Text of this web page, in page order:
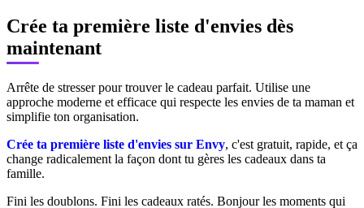
Crée ta première liste d'envies dès
maintenant
Arrête de stresser pour trouver le cadeau parfait. Utilise une
approche moderne et efficace qui respecte les envies de ta maman et
simplifie ton organisation.
Crée ta première liste d'envies sur Envy, c'est gratuit, rapide, et ça
change radicalement la façon dont tu gères les cadeaux dans ta
famille.
Fini les doublons. Fini les cadeaux ratés. Bonjour les moments qui